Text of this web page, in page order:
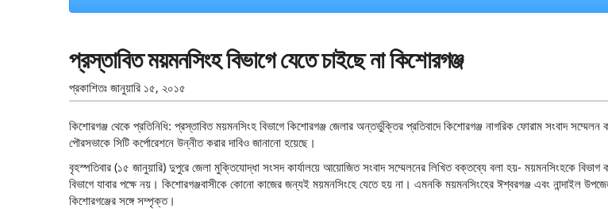
প্রস্তাবিত ময়মনসিংহ বিভাগে যেতে চাইছে না কিশোরগঞ্জ
প্রকাশিতঃ জানুয়ারি ১৫, ২০১৫
কিশোরগঞ্জ থেকে প্রতিনিধি: প্রস্তাবিত ময়মনসিংহ বিভাগে কিশোরগঞ্জ জেলার অন্তর্ভুক্তির প্রতিবাদে কিশোরগঞ্জ নাগরিক ফোরাম সংবাদ সম্মেলন
পৌরসভাকে সিটি কর্পোরেশনে উন্নীত করার দাবিও জানানো হয়েছে।
বৃহস্পতিবার (১৫ জানুয়ারি) দুপুরে জেলা মুক্তিযোদ্ধা সংসদ কার্যালয়ে আয়োজিত সংবাদ সম্মেলনের লিখিত বক্তব্যে বলা হয়- ময়মনসিংহকে বিভাগ
বিভাগে যাবার পক্ষে নয়। কিশোরগঞ্জবাসীকে কোনো কাজের জন্যই ময়মনসিংহে যেতে হয় না। এমনকি ময়মনসিংহের ঈশ্বরগঞ্জ এবং নান্দাইল
কিশোরগঞ্জের সঙ্গে সম্পৃক্ত।